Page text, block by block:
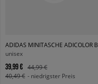
unisex
39,99 €
44,99 €
40,49 € - niedrigster Preis